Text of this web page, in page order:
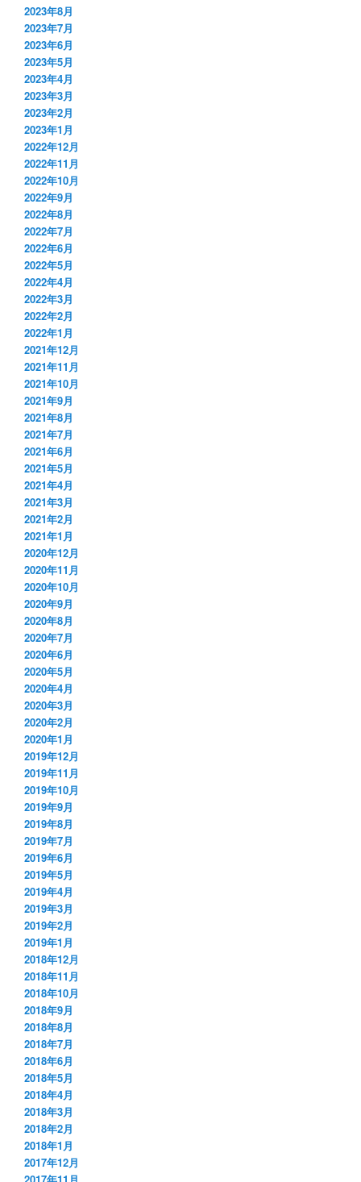
2023年8月
2023年7月
2023年6月
2023年5月
2023年4月
2023年3月
2023年2月
2023年1月
2022年12月
2022年11月
2022年10月
2022年9月
2022年8月
2022年7月
2022年6月
2022年5月
2022年4月
2022年3月
2022年2月
2022年1月
2021年12月
2021年11月
2021年10月
2021年9月
2021年8月
2021年7月
2021年6月
2021年5月
2021年4月
2021年3月
2021年2月
2021年1月
2020年12月
2020年11月
2020年10月
2020年9月
2020年8月
2020年7月
2020年6月
2020年5月
2020年4月
2020年3月
2020年2月
2020年1月
2019年12月
2019年11月
2019年10月
2019年9月
2019年8月
2019年7月
2019年6月
2019年5月
2019年4月
2019年3月
2019年2月
2019年1月
2018年12月
2018年11月
2018年10月
2018年9月
2018年8月
2018年7月
2018年6月
2018年5月
2018年4月
2018年3月
2018年2月
2018年1月
2017年12月